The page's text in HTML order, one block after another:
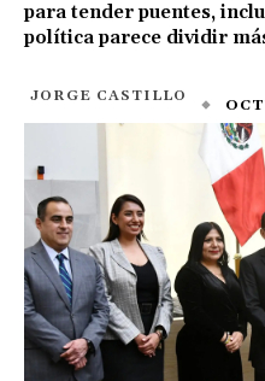
para tender puentes,
política parece dividir
JORGE CASTILLO